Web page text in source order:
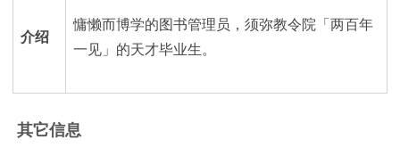
介绍
慵懒而博学的图书管理员，须弥教令院「两百年
一见」的天才毕业生。
其它信息